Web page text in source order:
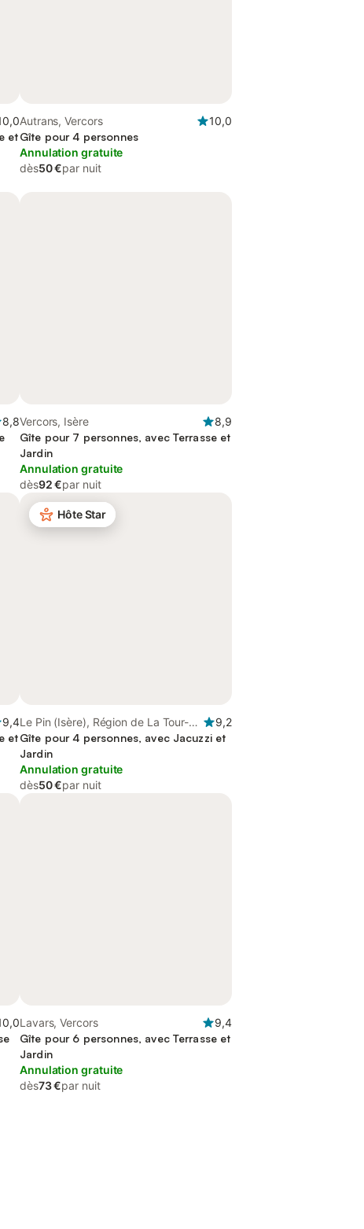
et
Autrans, Vercors
10,0
Gîte pour 4 personnes
Annulation gratuite
dès50 €par nuit
8,8Vercors, Isère
8,9
Gîte pour 7 personnes, avec Terrasse et
Jardin
Annulation gratuite
dès92 €par nuit
9,4
et
Hôte Star
Le Pin (Isère), Région de La Tour-
du-Pin
9,2
Gîte pour 4 personnes, avec Jacuzzi et
Jardin
Annulation gratuite
dès50 €par nuit
Lavars, Vercors
9,4
Gîte pour 6 personnes, avec Terrasse et
Jardin
Annulation gratuite
dès73 €par nuit